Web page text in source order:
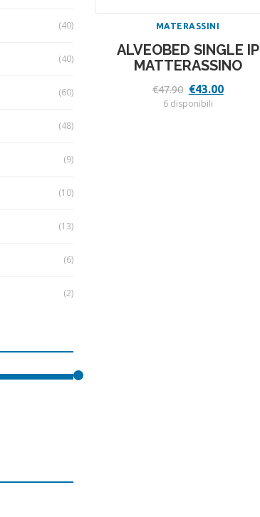
(40)
(40)
(60)
(48)
(9)
(10)
(13)
(6)
(2)
MATERASSINI
ALVEOBED SINGLE IP
MATTERASSINO
€47.90 Il
prezzo
originale
€43.00Il
6 disponibili